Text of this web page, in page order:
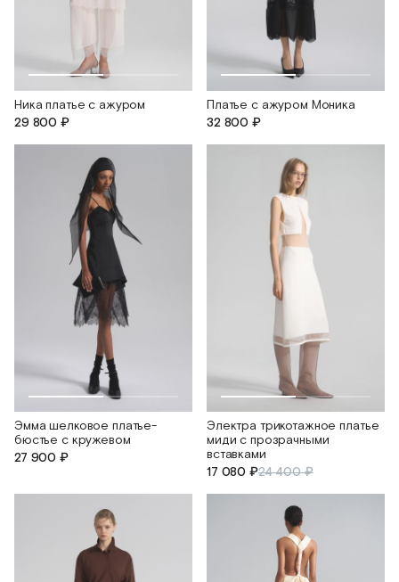
Ника платье с ажуром
29 800 ₽
Платье с ажуром Моника
32 800 ₽
Эмма шелковое платье-
бюстье с кружевом
27 900 ₽
Электра трикотажное платье
миди с прозрачными
вставками
17 080 ₽24 400 ₽